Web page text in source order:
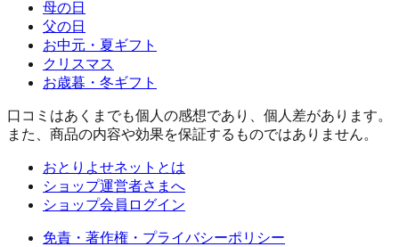
母の日
父の日
お中元・夏ギフト
クリスマス
お歳暮・冬ギフト
口コミはあくまでも個人の感想であり、個人差があります。
また、商品の内容や効果を保証するものではありません。
おとりよせネットとは
ショップ運営者さまへ
ショップ会員ログイン
免責・著作権・プライバシーポリシー